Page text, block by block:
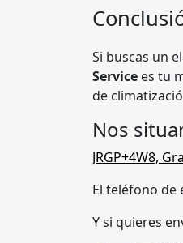
Si buscas un
Service es tu
de
Nos
JRGP+4W8,
El teléfono de
Y si quieres